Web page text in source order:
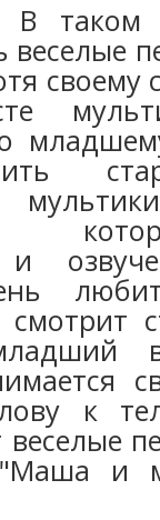
В таком
веселые
своему
и
смотрит
к
и